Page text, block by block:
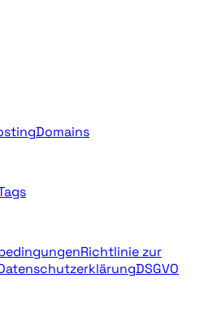
Domains
Richtlinie zur
DSGVO